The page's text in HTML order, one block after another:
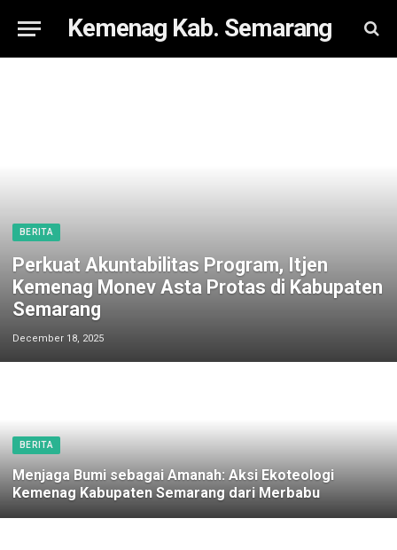
Kemenag Kab. Semarang
BERITA
Perkuat Akuntabilitas Program, Itjen
Kemenag Monev Asta Protas di Kabupaten
Semarang
December 18, 2025
BERITA
Menjaga Bumi sebagai Amanah: Aksi Ekoteologi
Kemenag Kabupaten Semarang dari Merbabu